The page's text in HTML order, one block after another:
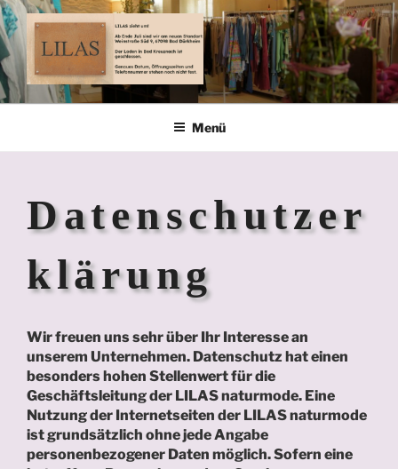
Zum
Inhalt
springen
LILAS-NATURMODE
natürlich schön – natürlich von lilas
Menü
Datenschutzer
klärung
Wir freuen uns sehr über Ihr Interesse an
unserem Unternehmen. Datenschutz hat einen
besonders hohen Stellenwert für die
Geschäftsleitung der LILAS naturmode. Eine
Nutzung der Internetseiten der LILAS naturmode
ist grundsätzlich ohne jede Angabe
personenbezogener Daten möglich. Sofern eine